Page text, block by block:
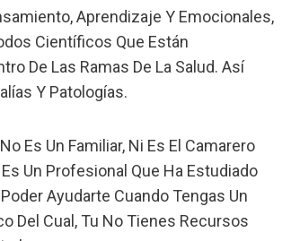
Aprendizaje Y Emocionales,
Científicos Que Están
De Las Ramas De La Salud. Así
Y Patologías.
Es Un Familiar, Ni Es El Camarero
Un Profesional Que Ha Estudiado
Ayudarte Cuando Tengas Un
Del Cual, Tu No Tienes Recursos